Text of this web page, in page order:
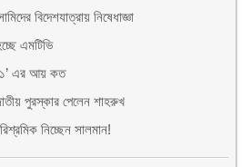
বিদেশযাত্রায় নিষেধাজ্ঞা
এমটিভি
১’ এর আয় কত
পুরস্কার পেলেন শাহরুখ
নিচ্ছেন সালমান!